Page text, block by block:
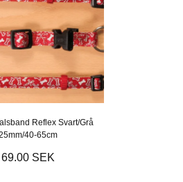
Reflex Svart/Grå
40-65cm
69.00 SEK